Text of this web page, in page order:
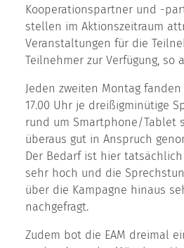
Kooperationspartner und -
stellen im Aktionszeitraum
Veranstaltungen für die
Teilnehmer zur Verfügung, so
Jeden zweiten Montag fanden
17.00 Uhr je dreißigminütige
rund um Smartphone/Tablet
überaus gut in Anspruch
Der Bedarf ist hier
sehr hoch und die
über die Kampagne hinaus
nachgefragt.
Zudem bot die EAM dreimal